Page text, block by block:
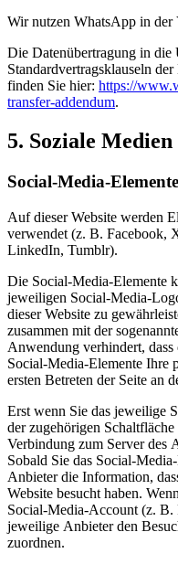
Wir nutzen WhatsApp in der
Die Datenübertragung in
Standardvertragsklauseln
finden Sie hier: https://
transfer-addendum.
5. Soziale Medien
Social-Media-
Auf dieser Website werden
verwendet (z. B. Facebook,
LinkedIn, Tumblr).
Die Social-Media-Elemente
jeweiligen Social-Media-
dieser Website zu
zusammen mit der
Anwendung verhindert, dass
Social-Media-Elemente Ihre
ersten Betreten der Seite an
Erst wenn Sie das jeweilige
der zugehörigen
Verbindung zum Server des
Sobald Sie das Social-
Anbieter die Information,
Website besucht haben.
Social-Media-Account (z. B.
jeweilige Anbieter den
zuordnen.